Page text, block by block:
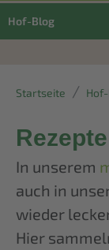
Hof-Blog
Startseite
Rezepte
In unserem
auch in
wieder
Hier